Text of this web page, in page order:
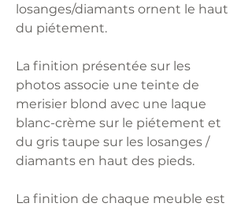
losanges/diamants ornent le haut
du piétement.
La finition présentée sur les
photos associe une teinte de
merisier blond avec une laque
blanc-crème sur le piétement et
du gris taupe sur les losanges /
diamants en haut des pieds.
La finition de chaque meuble est